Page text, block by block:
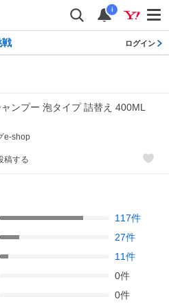
i
ログイン
ンプー 泡タイプ 詰替え 400ML
e-shop
稿する
117件
27件
11件
0件
0件